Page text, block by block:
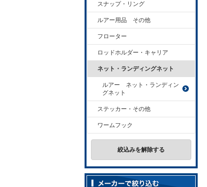
スナップ・リング
ルアー用品 その他
フローター
ロッドホルダー・キャリア
ネット・ランディングネット
ルアー ネット・ランディン
グネット
ステッカー・その他
ワームフック
絞込みを解除する